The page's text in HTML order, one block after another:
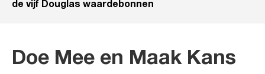
de vijf Douglas waardebonnen
Doe Mee en Maak Kans